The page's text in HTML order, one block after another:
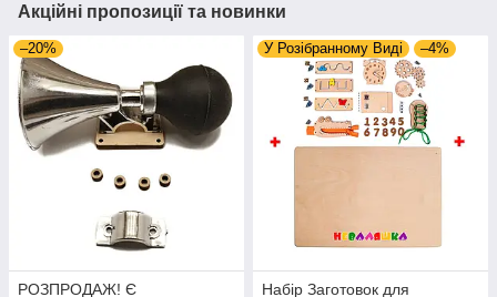
Акційні пропозиції та новинки
–20%
РОЗПРОДАЖ! Є
У Розібранному Виді –4%
Набір Заготовок для